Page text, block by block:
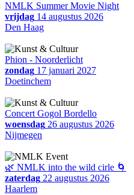
NMLK Summer Movie Night
vrijdag 14 augustus 2026
Den Haag
Phion - Noorderlicht
zondag 17 januari 2027
Doetinchem
Concert Gogol Bordello
woensdag 26 augustus 2026
Nijmegen
🌿 NMLK into the wild cirle 🌀
zaterdag 22 augustus 2026
Haarlem